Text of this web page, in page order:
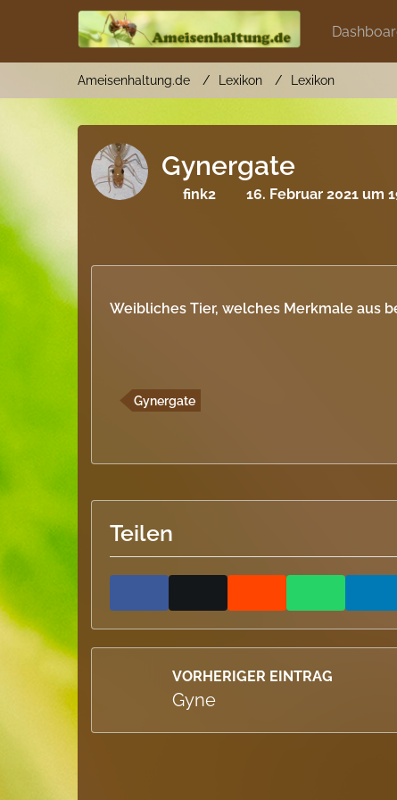
Ameisenhaltung.de Lexikon Lexikon
Gynergate
fink2 16. Februar 2021 um
Weibliches Tier, welches Merkmale aus
Gynergate
Teilen
VORHERIGER EINTRAG
Gyne